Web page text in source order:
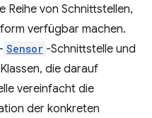
Reihe von Schnittstellen,
verfügbar machen.
Sensor -Schnittstelle und
die darauf
vereinfacht die
der konkreten